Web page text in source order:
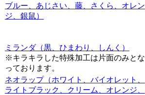
ブルー、あじさい、藤、さくら、オレン
ジ、銀鼠）
ミランダ（黒、ひまわり、しんく）
※キラキラした特殊加工は片面のみとな
っております。
ネオラップ（ホワイト、バイオレット、
ライトブラック、クリーム、オレンジ、